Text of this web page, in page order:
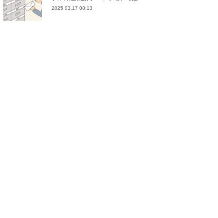
(21) 2025.03.17 08:13